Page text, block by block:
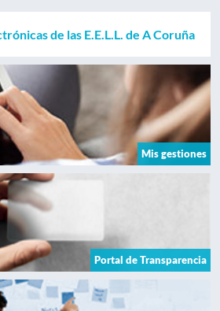
de las E.E.L.L. de A Coruña
Mis gestiones
Portal de Transparencia